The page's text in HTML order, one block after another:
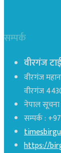
सम्पर्क
वीरगंज
वीरगंज
वीरगंज
नेपाल सूचना
सम्पर्क :
https://